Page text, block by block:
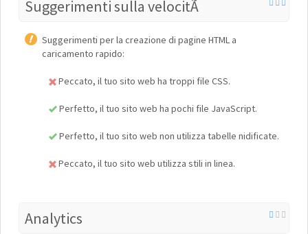
Suggerimenti sulla velocitÃ
Suggerimenti per la creazione di pagine HTML a
caricamento rapido:
Peccato, il tuo sito web ha troppi file CSS.
Perfetto, il tuo sito web ha pochi file JavaScript.
Perfetto, il tuo sito web non utilizza tabelle nidificate.
Peccato, il tuo sito web utilizza stili in linea.
Analytics